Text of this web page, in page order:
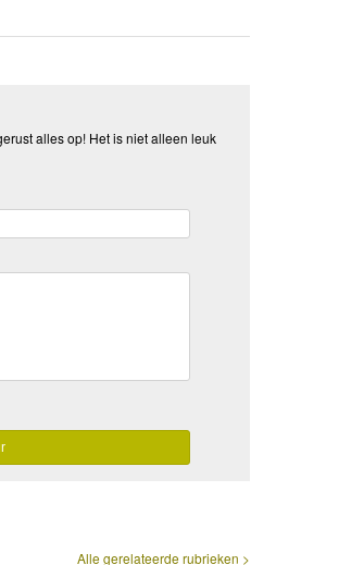
alles op! Het is niet alleen leuk
Alle gerelateerde rubrieken >